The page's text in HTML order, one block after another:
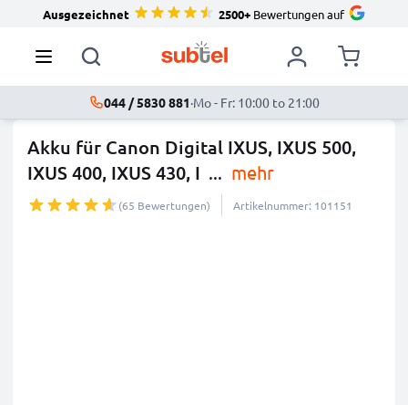
Ausgezeichnet 2500+Bewertungen auf
044 / 5830 881·Mo - Fr: 10:00 to 21:00
Akku für Canon Digital IXUS, IXUS 500,
IXUS 400, IXUS 430, I ... mehr
(65 Bewertungen) Artikelnummer: 101151